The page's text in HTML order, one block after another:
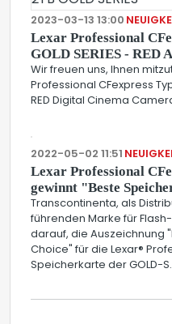
2023-03-13 13:00
Lexar Professional
GOLD SERIES - RED
Wir freuen uns, Ihnen
Professional CFexpress
RED Digital Cinema
2022-05-02 11:51
Lexar Professional
gewinnt "Beste
Transcontinenta, als
führenden Marke für
darauf, die Auszeichnung
Choice" für die Lexar®
Speicherkarte der GOLD-